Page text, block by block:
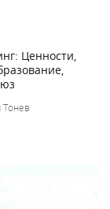
Ценности,
Тонев